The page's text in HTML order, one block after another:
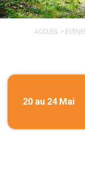
ACCUEIL>
20 au 24 Mai